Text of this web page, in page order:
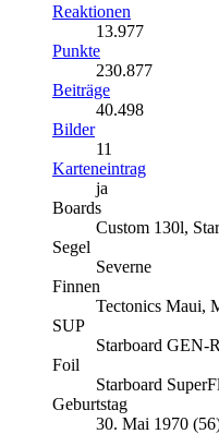
Reaktionen
13.977
Punkte
230.877
Beiträge
40.498
Bilder
11
Karteneintrag
ja
Boards
Custom 130l,
Segel
Severne
Finnen
Tectonics Maui,
SUP
Starboard GEN-
Foil
Starboard
Geburtstag
30. Mai 1970